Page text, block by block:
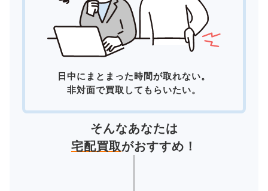
日中にまとまった時間が取れない。
非対面で買取してもらいたい。
そんなあなたは
宅配買取がおすすめ！